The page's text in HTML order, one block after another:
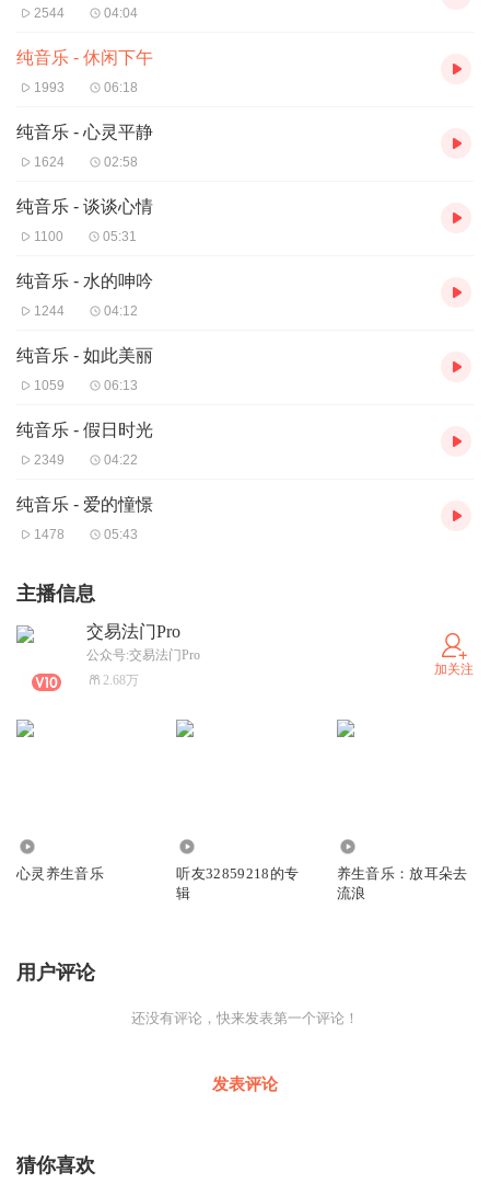
2544 04:04
纯音乐 - 休闲下午
1993 06:18
纯音乐 - 心灵平静
1624 02:58
纯音乐 - 谈谈心情
1100 05:31
纯音乐 - 水的呻吟
1244 04:12
纯音乐 - 如此美丽
1059 06:13
纯音乐 - 假日时光
2349 04:22
纯音乐 - 爱的憧憬
1478 05:43
主播信息
交易法门Pro
公众号:交易法门Pro
2.68万
加关注
心灵养生音乐
听友32859218的专
辑
养生音乐：放耳朵去
流浪
用户评论
还没有评论，快来发表第一个评论！
发表评论
猜你喜欢